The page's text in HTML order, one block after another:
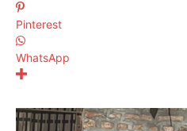
Pinterest
WhatsApp